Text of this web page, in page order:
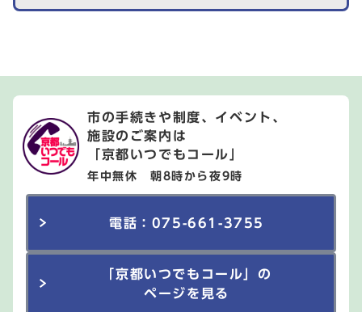
市の手続きや制度、イベント、
施設のご案内は
「京都いつでもコール」
年中無休 朝8時から夜9時
電話：075-661-3755
「京都いつでもコール」の
ページを見る